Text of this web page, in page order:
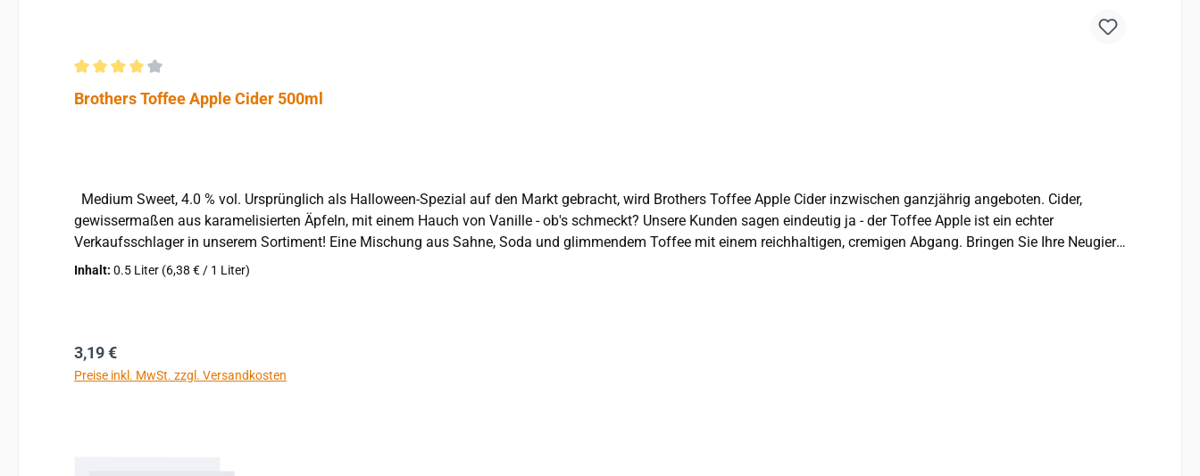
Durchschnittliche Bewertung von 4 von 5 Sternen
Brothers Toffee Apple Cider 500ml
gewissermaßen aus karamelisierten Äpfeln, mit einem Hauch von Vanille - ob's schmeckt? Unsere Kunden sagen eindeutig ja - der Toffee Apple ist ein echter
Verkaufsschlager in unserem Sortiment! Eine Mischung aus Sahne, Soda und glimmendem Toffee mit einem reichhaltigen, cremigen Abgang. Bringen Sie Ihre Neugier
zum Ausdruck und probieren Sie ihn einfach. Am Besten gekühlt auf Eis servieren. Produktmerkmale: apfelweinhaltiges Getränk Hinweis für Allergiker: enthält Sulfite
Inhalt: 0.5 Liter (6,38 € / 1 Liter)
Regulärer Preis:
3,19 €
Preise inkl. MwSt. zzgl. Versandkosten